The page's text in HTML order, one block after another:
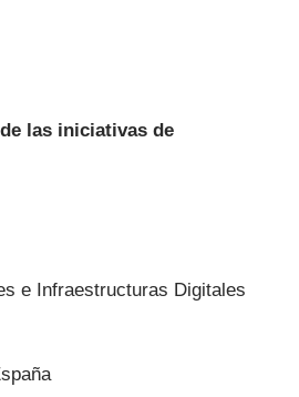
las iniciativas de
e Infraestructuras Digitales